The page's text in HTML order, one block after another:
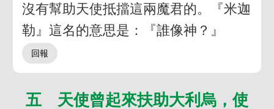
沒有幫助天使抵擋這兩魔君的。『米迦
勒』這名的意思是：『誰像神？』
五 天使曾起來扶助大利烏，使